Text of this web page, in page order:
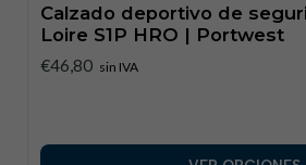
Calzado deportivo de
Loire S1P HRO | Portwest
€46,80 sin IVA